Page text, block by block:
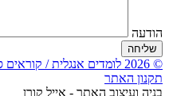
הודעה
שליחה
© 2026 לומדים אנגלית / קוראים ספרי ילדים - עם ד"ר לאה קירשנברג
תקנון האתר
בניה ועיצוב האתר - אייל קורן